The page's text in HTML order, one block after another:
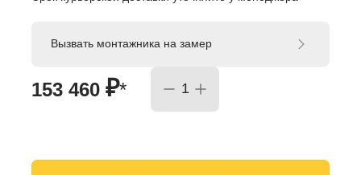
153 460 ₽*
Вызвать монтажника на замер